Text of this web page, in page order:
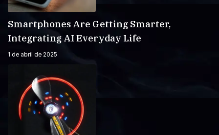
Smartphones Are Getting Smarter,
Integrating AI Everyday Life
1 de abril de 2025